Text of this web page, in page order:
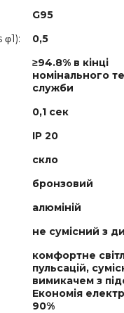
G95
φ1):
0,5
≥94.8% в кінці
номінального
служби
0,1 сек
IP 20
скло
бронзовий
алюміній
не сумісний з
комфортне
пульсацій,
вимикачем з
Економія
90%